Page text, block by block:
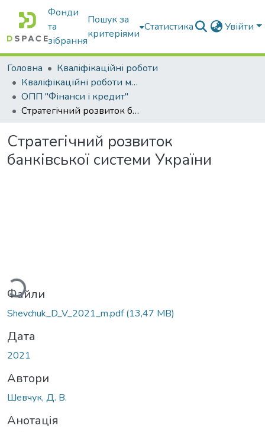
Фонди
та
зібрання
Пошук за
критеріями
Статистика Увійти
Головна
Кваліфікаційні роботи
Кваліфікаційні роботи магістрів
ОПП "Фінанси і кредит"
Стратегічний розвиток банківської системи України
Стратегічний розвиток
банківської системи України
Файли
Shevchuk_D_V_2021_m.pdf(13,47 MB)
Дата
2021
Автори
Шевчук, Д. В.
Анотація